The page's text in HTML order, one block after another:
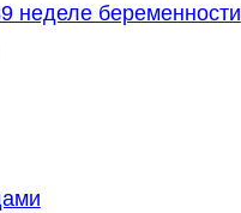
неделе беременности